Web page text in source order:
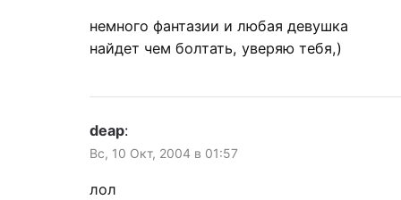
немного фантазии и любая девушка
найдет чем болтать, уверяю тебя,)
deap:
Вс, 10 Окт, 2004 в 01:57
лол